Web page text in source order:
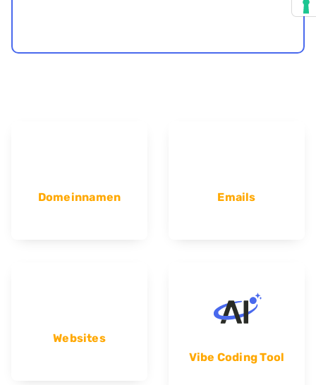
Domeinnamen Emails
Websites
Vibe Coding Tool